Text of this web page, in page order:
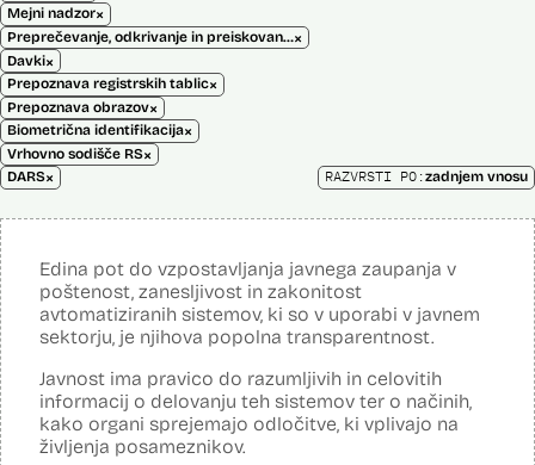
Mejni nadzor×
Preprečevanje, odkrivanje in preiskovanje kaznivih dejanj×
Davki×
Prepoznava registrskih tablic×
Prepoznava obrazov×
Biometrična identifikacija×
Vrhovno sodišče RS×
DARS× RAZVRSTI PO:zadnjem vnosu
Edina pot do vzpostavljanja javnega zaupanja v
poštenost, zanesljivost in zakonitost
avtomatiziranih sistemov, ki so v uporabi v javnem
sektorju, je njihova popolna transparentnost.
Javnost ima pravico do razumljivih in celovitih
informacij o delovanju teh sistemov ter o načinih,
kako organi sprejemajo odločitve, ki vplivajo na
življenja posameznikov.